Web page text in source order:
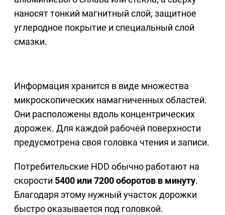
наносят тонкий магнитный слой, защитное
углеродное покрытие и специальный слой
смазки.
Информация хранится в виде множества
микроскопических намагниченных областей.
Они расположены вдоль концентрических
дорожек. Для каждой рабочей поверхности
предусмотрена своя головка чтения и записи.
Потребительские HDD обычно работают на
скорости 5400 или 7200 оборотов в минуту.
Благодаря этому нужный участок дорожки
быстро оказывается под головкой.